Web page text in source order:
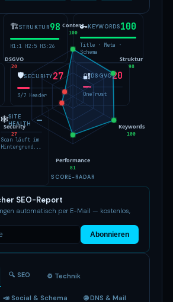
🏗STRUKTUR98
H1:1 H2:5 H3:26
🔑KEYWORDS100
Title · Meta ·
Schema
🛡SECURITY27
3/7 Header
🔐DSGVO20
OneTrust
🕸SITE
HEALTH
—
Scan läuft im
Hintergrund...
Content
100
Struktur
98
Keywords
100
Performance
81
Security
27
DSGVO
20
SCORE-RADAR
SEO-Report
automatisch per E-Mail — kostenlos,
Abonnieren
🔍 SEO ⚙️ Technik
📣 Social & Schema 🌐 DNS & Mail